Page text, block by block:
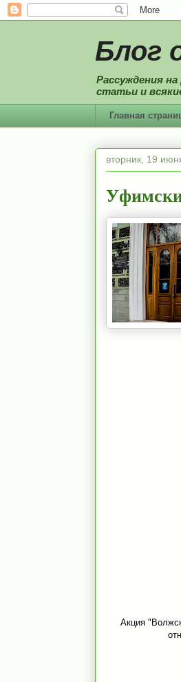
Блог
Рассуждения
статьи и
Главная
вторник, 19
Акция